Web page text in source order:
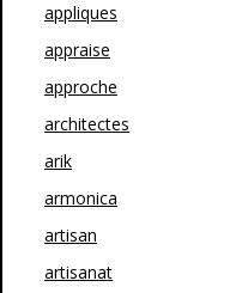
appliques
appraise
approche
architectes
arik
armonica
artisan
artisanat